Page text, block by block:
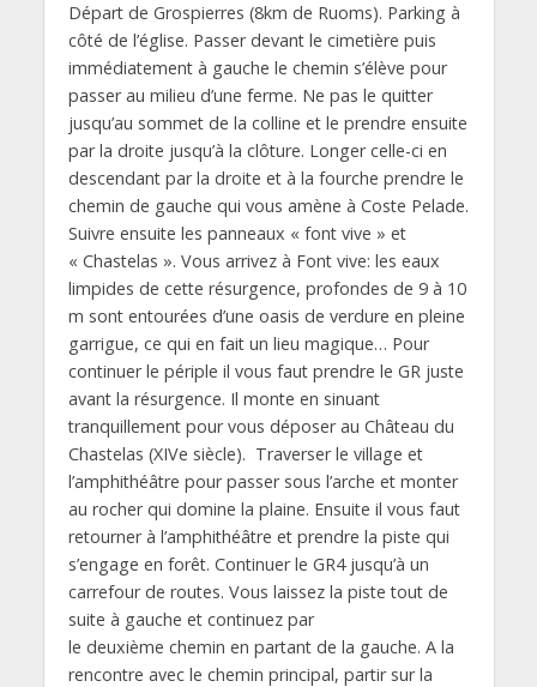
Départ de Grospierres (8km de Ruoms). Parking à
côté de l’église. Passer devant le cimetière puis
immédiatement à gauche le chemin s’élève pour
passer au milieu d’une ferme. Ne pas le quitter
jusqu’au sommet de la colline et le prendre ensuite
par la droite jusqu’à la clôture. Longer celle-ci en
descendant par la droite et à la fourche prendre le
chemin de gauche qui vous amène à Coste Pelade.
Suivre ensuite les panneaux « font vive » et
« Chastelas ». Vous arrivez à Font vive: les eaux
limpides de cette résurgence, profondes de 9 à 10
m sont entourées d’une oasis de verdure en pleine
garrigue, ce qui en fait un lieu magique… Pour
continuer le périple il vous faut prendre le GR juste
avant la résurgence. Il monte en sinuant
tranquillement pour vous déposer au Château du
Chastelas (XIVe siècle). Traverser le village et
l’amphithéâtre pour passer sous l’arche et monter
au rocher qui domine la plaine. Ensuite il vous faut
retourner à l’amphithéâtre et prendre la piste qui
s’engage en forêt. Continuer le GR4 jusqu’à un
carrefour de routes. Vous laissez la piste tout de
suite à gauche et continuez par
le deuxième chemin en partant de la gauche. A la
rencontre avec le chemin principal, partir sur la